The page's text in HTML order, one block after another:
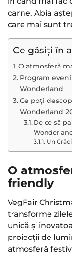
carne. Abia
care mai sunt
Ce găsiți în
O atmosferă
Program
Wonderland
Ce poți
Wonderland
De ce să
Un
O
friendly
VegFair
transforme
unică și
proiecții de
atmosferă